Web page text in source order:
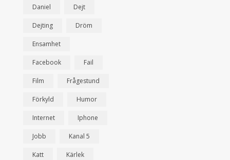
Daniel Dejt
Dejting Dröm
Ensamhet
Facebook Fail
Film Frågestund
Förkyld Humor
Internet Iphone
Jobb Kanal 5
Katt Kärlek